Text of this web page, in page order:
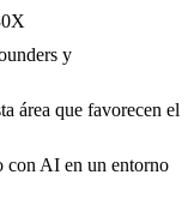
y
área que favorecen el
con AI en un entorno